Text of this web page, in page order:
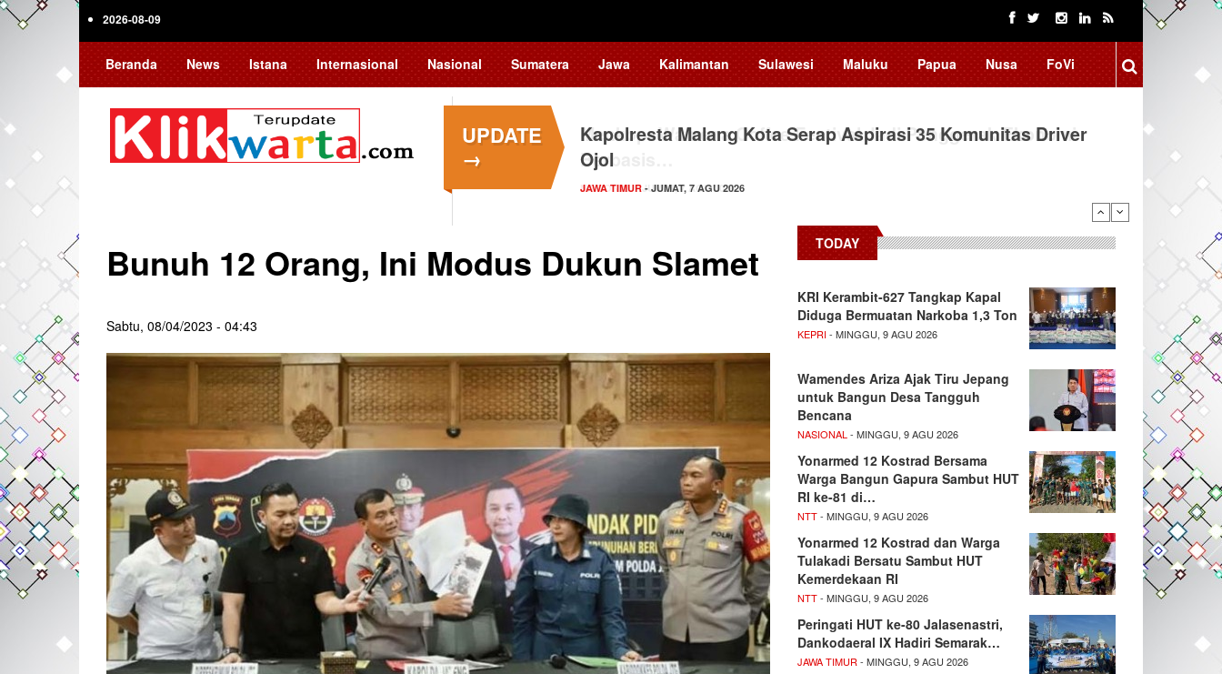
Skip
2026-08-09
Beranda News Istana Internasional Nasional Sumatera Jawa Kalimantan Sulawesi Maluku Papua Nusa FoVi
UPDATE
→
Kapolresta Malang Kota Serap Aspirasi 35 Komunitas Driver
Ojol
JAWA TIMUR - JUMAT, 7 AGU 2026
Bunuh 12 Orang, Ini Modus Dukun Slamet
Sabtu, 08/04/2023 - 04:43
TODAY
KRI Kerambit-627 Tangkap Kapal
Diduga Bermuatan Narkoba 1,3 Ton
KEPRI- MINGGU, 9 AGU 2026
Wamendes Ariza Ajak Tiru Jepang
untuk Bangun Desa Tangguh
Bencana
NASIONAL - MINGGU, 9 AGU 2026
Yonarmed 12 Kostrad Bersama
Warga Bangun Gapura Sambut HUT
RI ke-81 di…
NTT- MINGGU, 9 AGU 2026
Yonarmed 12 Kostrad dan Warga
Tulakadi Bersatu Sambut HUT
Kemerdekaan RI
NTT- MINGGU, 9 AGU 2026
Peringati HUT ke-80 Jalasenastri,
Dankodaeral IX Hadiri Semarak…
JAWA TIMUR - MINGGU, 9 AGU 2026